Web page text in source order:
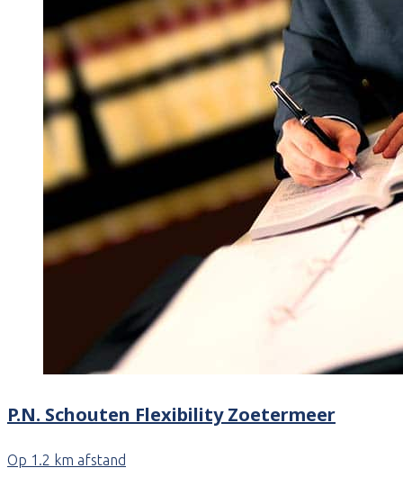
P.N. Schouten Flexibility Zoetermeer
Op 1.2 km afstand